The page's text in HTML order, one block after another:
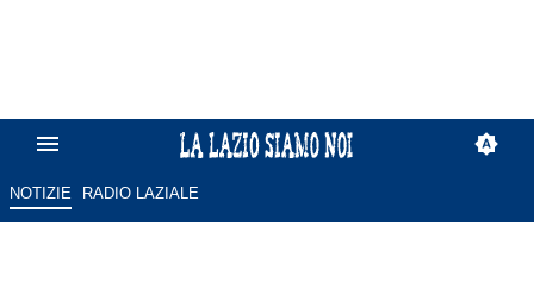
NOTIZIE RADIO LAZIALE